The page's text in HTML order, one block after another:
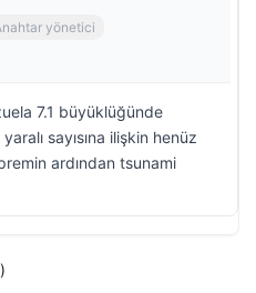
yönetici
7.1 büyüklüğünde
sayısına ilişkin henüz
ardından tsunami